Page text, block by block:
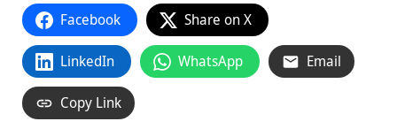
Facebook Share on X
LinkedIn WhatsApp Email
Copy Link